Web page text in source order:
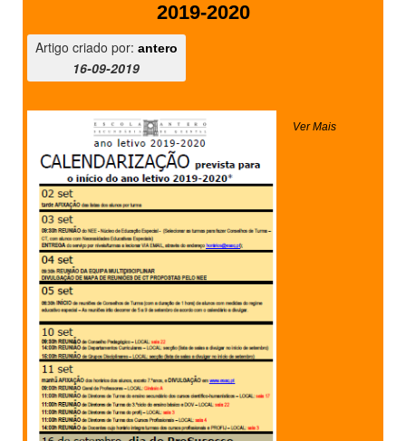
2019-2020
Artigo criado por: antero
16-09-2019
Ver Mais